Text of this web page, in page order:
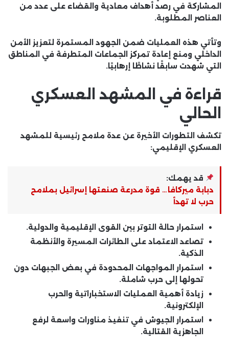
المشاركة في رصد أهداف معادية والقضاء على عدد من
العناصر المطلوبة.
وتأتي هذه العمليات ضمن الجهود المستمرة لتعزيز الأمن
الداخلي ومنع إعادة تمركز الجماعات المتطرفة في المناطق
التي شهدت سابقًا نشاطًا إرهابيًا.
قراءة في المشهد العسكري
الحالي
تكشف التطورات الأخيرة عن عدة ملامح رئيسية للمشهد
العسكري الإقليمي:
قد يهمك:
دبابة ميركافا… قوة مدرعة صنعتها إسرائيل بملامح
حرب لا تهدأ
استمرار حالة التوتر بين القوى الإقليمية والدولية.
تصاعد الاعتماد على الطائرات المسيرة والأنظمة
الذكية.
استمرار المواجهات المحدودة في بعض الجبهات دون
تحولها إلى حرب شاملة.
زيادة أهمية العمليات الاستخباراتية والحرب
الإلكترونية.
استمرار الجيوش في تنفيذ مناورات واسعة لرفع
الجاهزية القتالية.